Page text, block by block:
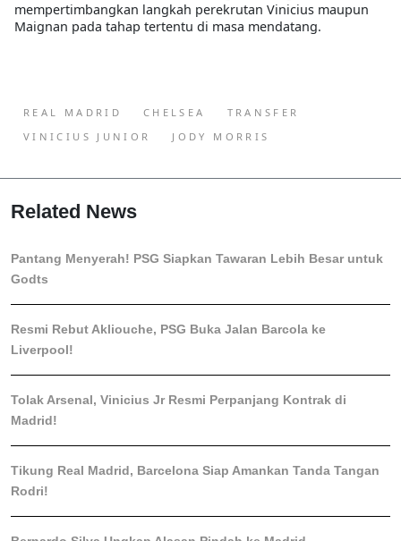
mempertimbangkan langkah perekrutan Vinicius maupun
Maignan pada tahap tertentu di masa mendatang.
REAL MADRID CHELSEA
TRANSFER
VINICIUS JUNIOR
JODY MORRIS
Related News
Pantang Menyerah! PSG Siapkan Tawaran Lebih Besar untuk
Godts
Resmi Rebut Akliouche, PSG Buka Jalan Barcola ke
Liverpool!
Tolak Arsenal, Vinicius Jr Resmi Perpanjang Kontrak di
Madrid!
Tikung Real Madrid, Barcelona Siap Amankan Tanda Tangan
Rodri!